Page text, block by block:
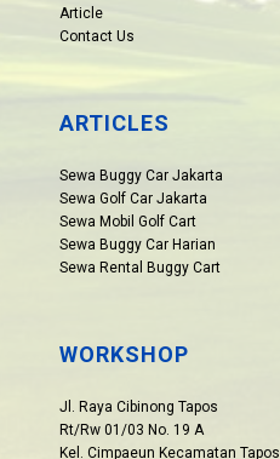
Article
Contact Us
ARTICLES
Sewa Buggy Car Jakarta
Sewa Golf Car Jakarta
Sewa Mobil Golf Cart
Sewa Buggy Car Harian
Sewa Rental Buggy Cart
WORKSHOP
Jl. Raya Cibinong Tapos
Rt/Rw 01/03 No. 19 A
Kel. Cimpaeun Kecamatan Tapos